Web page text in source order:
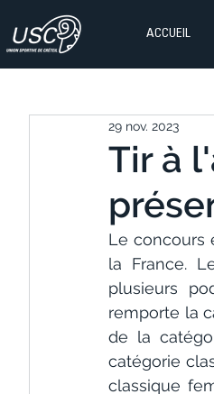
ACCUEIL
Tir à
29 nov. 2023
Le concours
la France.
plusieurs
remporte la
de la
catégorie
classique